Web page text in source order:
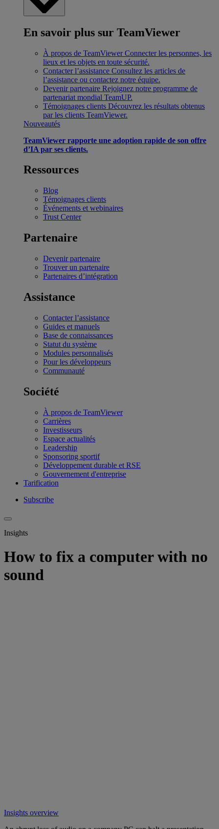
En savoir plus sur TeamViewer
À propos de TeamViewer Connecter les personnes, les
lieux et les objets en toute sécurité.
Contacter l’assistance Consultez les articles de
l’assistance ou contactez notre équipe.
Devenir partenaire Rejoignez notre programme de
partenariat mondial TeamUP.
Témoignages clients Découvrez les résultats obtenus
par les clients TeamViewer.
Nouveautés
TeamViewer rapporte une adoption rapide de son offre
d’IA par ses clients.
Ressources
Blog
Témoignages clients
Événements et webinaires
Trust Center
Partenaire
Devenir partenaire
Trouver un partenaire
Partenaires d’intégration
Assistance
Contacter l’assistance
Guides et manuels
Base de connaissances
Statut du système
Modules personnalisés
Pour les développeurs
Communauté
Société
À propos de TeamViewer
Carrières
Investisseurs
Espace actualités
Leadership
Sponsoring sportif
Développement durable et RSE
Gouvernement d'entreprise
Tarification
Subscribe
Insights
How to fix a computer with no
sound
Insights overview